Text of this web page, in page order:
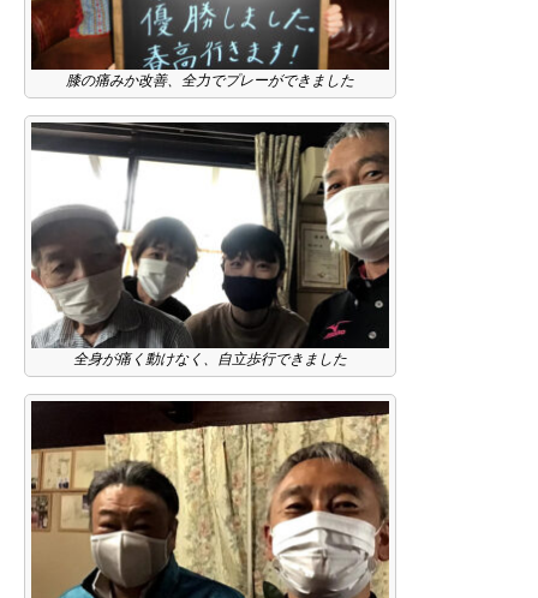
膝の痛みか改善、全力でプレーができました
全身が痛く動けなく、自立歩行できました